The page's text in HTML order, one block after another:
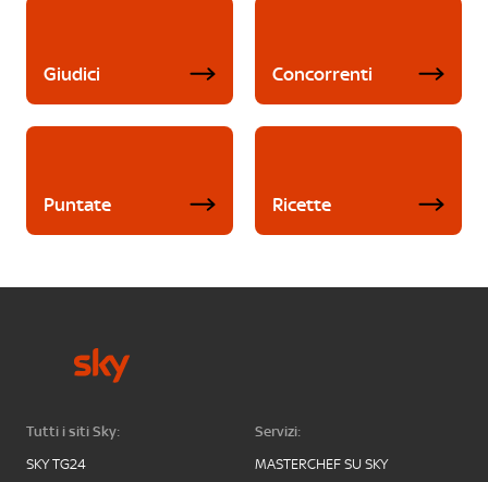
Giudici Concorrenti
Puntate Ricette
Tutti i siti Sky:
SKY TG24
Servizi:
MASTERCHEF SU SKY